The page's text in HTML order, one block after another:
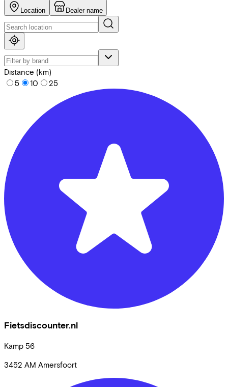
Location Dealer name
Distance (km)
5
10 25
Fietsdiscounter.nl
Kamp 56
3452 AM Amersfoort